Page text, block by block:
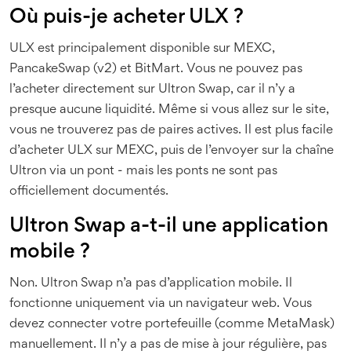
Où puis-je acheter ULX ?
ULX est principalement disponible sur MEXC,
PancakeSwap (v2) et BitMart. Vous ne pouvez pas
l’acheter directement sur Ultron Swap, car il n’y a
presque aucune liquidité. Même si vous allez sur le site,
vous ne trouverez pas de paires actives. Il est plus facile
d’acheter ULX sur MEXC, puis de l’envoyer sur la chaîne
Ultron via un pont - mais les ponts ne sont pas
officiellement documentés.
Ultron Swap a-t-il une application
mobile ?
Non. Ultron Swap n’a pas d’application mobile. Il
fonctionne uniquement via un navigateur web. Vous
devez connecter votre portefeuille (comme MetaMask)
manuellement. Il n’y a pas de mise à jour régulière, pas